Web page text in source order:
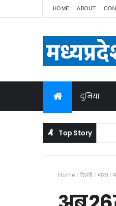
HOME ABOUT
दुनिया
Top Story
Home /दिल्ली/भारत/